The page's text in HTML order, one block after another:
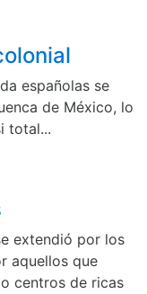
españolas se
de México, lo
total...
extendió por los
aquellos que
centros de ricas